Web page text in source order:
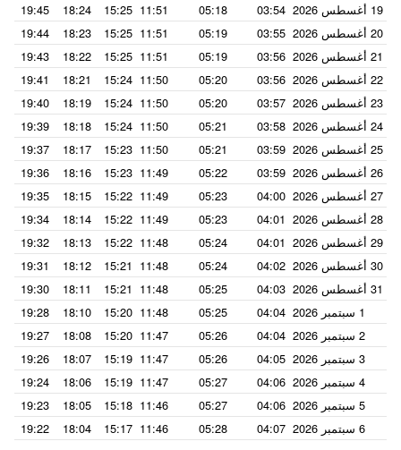
19 أغسطس 2026
03:54
05:18
11:51
15:25
18:24
19:45
20 أغسطس 2026
03:55
05:19
11:51
15:25
18:23
19:44
21 أغسطس 2026
03:56
05:19
11:51
15:25
18:22
19:43
22 أغسطس 2026
03:56
05:20
11:50
15:24
18:21
19:41
23 أغسطس 2026
03:57
05:20
11:50
15:24
18:19
19:40
24 أغسطس 2026
03:58
05:21
11:50
15:24
18:18
19:39
25 أغسطس 2026
03:59
05:21
11:50
15:23
18:17
19:37
26 أغسطس 2026
03:59
05:22
11:49
15:23
18:16
19:36
27 أغسطس 2026
04:00
05:23
11:49
15:22
18:15
19:35
28 أغسطس 2026
04:01
05:23
11:49
15:22
18:14
19:34
29 أغسطس 2026
04:01
05:24
11:48
15:22
18:13
19:32
30 أغسطس 2026
04:02
05:24
11:48
15:21
18:12
19:31
31 أغسطس 2026
04:03
05:25
11:48
15:21
18:11
19:30
1 سبتمبر 2026
04:04
05:25
11:48
15:20
18:10
19:28
2 سبتمبر 2026
04:04
05:26
11:47
15:20
18:08
19:27
3 سبتمبر 2026
04:05
05:26
11:47
15:19
18:07
19:26
4 سبتمبر 2026
04:06
05:27
11:47
15:19
18:06
19:24
5 سبتمبر 2026
04:06
05:27
11:46
15:18
18:05
19:23
6 سبتمبر 2026
04:07
05:28
11:46
15:17
18:04
19:22